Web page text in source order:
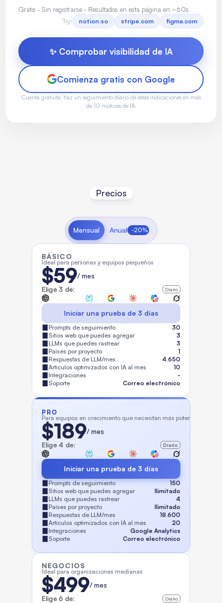
Gratis · Sin registrarse · Resultados en esta página en ~60s
Try:
notion.so stripe.com figma.com
✨ Comprobar visibilidad de IA
Comienza gratis con Google
Cuenta gratuita: haz un seguimiento diario de estas indicaciones en más
de 10 motores de IA.
Precios
Mensual Anual -20%
BÁSICO
Ideal para personas y equipos pequeños
$59/ mes
Elige 3 de:
Diario
Iniciar una prueba de 3 días
Prompts de seguimiento
30
Sitios web que puedes agregar
3
LLMs que puedes rastrear
3
Países por proyecto
1
Respuestas de LLM/mes
4.650
Artículos optimizados con IA al mes
10
Integraciones
-
Soporte
Correo electrónico
PRO
Para equipos en crecimiento que necesitan más potencia
$189/ mes
Elige 4 de:
Diario
Iniciar una prueba de 3 días
Prompts de seguimiento
150
Sitios web que puedes agregar
Ilimitado
LLMs que puedes rastrear
4
Países por proyecto
Ilimitado
Respuestas de LLM/mes
18.600
Artículos optimizados con IA al mes
20
Integraciones
Google Analytics
Soporte
Correo electrónico
NEGOCIOS
Ideal para organizaciones medianas
$499/ mes
Elige 6 de:
Diario